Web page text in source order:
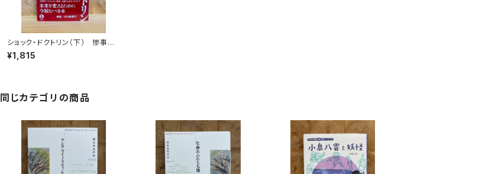
ショック・ドクトリン（下） 惨事便
乗型資本主義の正体を暴く
¥1,815
同じカテゴリの商品